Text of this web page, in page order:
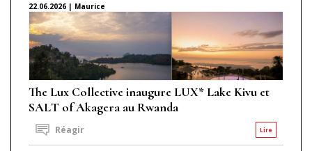
22.06.2026 | Maurice
The Lux Collective inaugure LUX* Lake Kivu et
SALT of Akagera au Rwanda
Lire
Réagir